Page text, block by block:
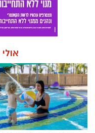
חוויית הקיץ המושלמת: הכל
חודשיים + חודש מתנה
חדשות
הוסלקו
בית קמה